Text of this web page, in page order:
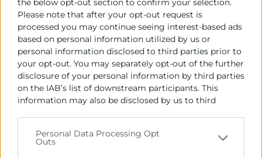
the below opt-out section to confirm your selection.
Please note that after your opt-out request is
processed you may continue seeing interest-based ads
based on personal information utilized by us or
personal information disclosed to third parties prior to
your opt-out. You may separately opt-out of the further
disclosure of your personal information by third parties
on the IAB’s list of downstream participants. This
information may also be disclosed by us to third
Please note that this website/app uses one or more
Personal Data Processing Opt
Outs
preparación de pedidos optimizada es un
pilar fundamental. Adentrémonos ahora
en los factores más significativos para el
cumplimiento de esos pedidos.
1. Precisión en el picking
Unpickingpreciso es crucial para evitar
errores en el envío de productos y